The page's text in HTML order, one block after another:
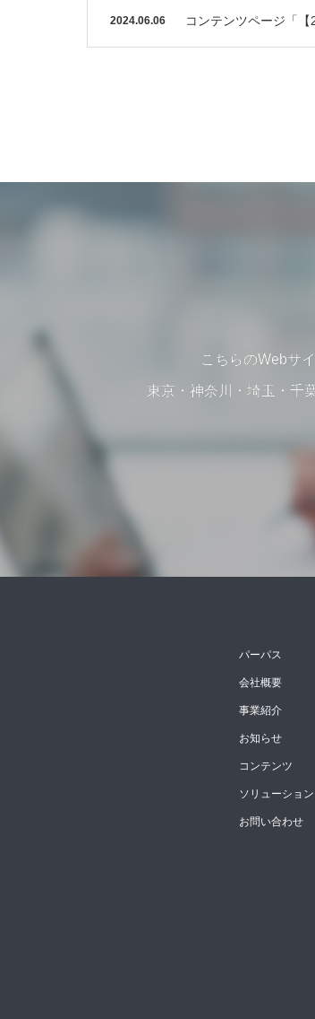
2024.06.06 コンテンツページ「
こちらのWebサ
東京・神奈川・埼玉・千
パーパス
会社概要
事業紹介
お知らせ
コンテンツ
ソリューション
お問い合わせ